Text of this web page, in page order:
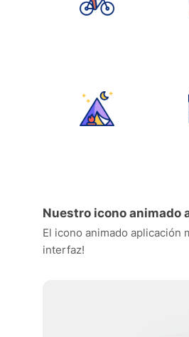
Nuestro icono animado
El icono animado aplicación
interfaz!